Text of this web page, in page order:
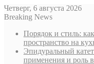
Четверг, 6 августа 2026
Breaking News
Порядок и стиль:
пространство на
Эпидуральный
применения и роль